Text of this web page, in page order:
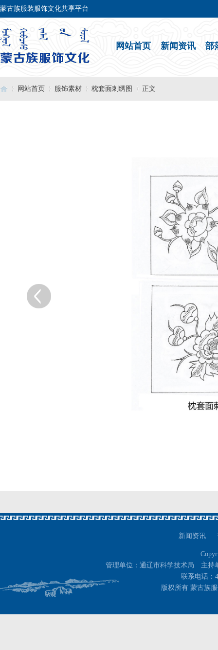
蒙古族服装服饰文化共享平台
网站首页 新闻资讯 部
网站首页 服饰素材 枕套面刺绣图 正文
新闻资讯
管理单位：通辽市科学技术局 主持
联系电话：
版权所有 蒙古族